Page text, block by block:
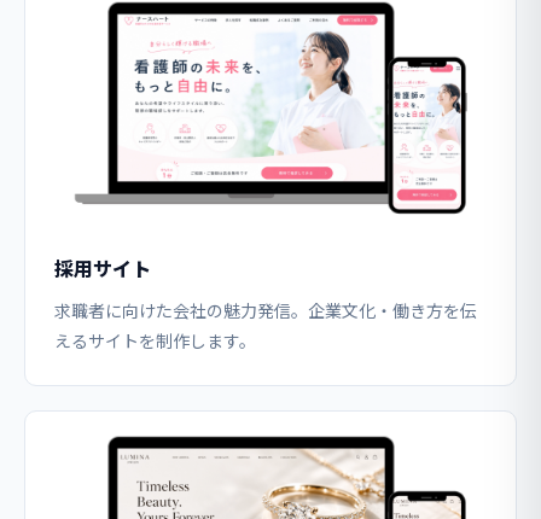
採用サイト
求職者に向けた会社の魅力発信。企業文化・働き方を伝
えるサイトを制作します。